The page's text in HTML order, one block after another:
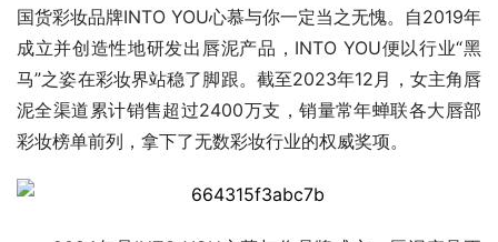
国货彩妆品牌INTO YOU心慕与你一定当之无愧。自2019年
成立并创造性地研发出唇泥产品，INTO YOU便以行业“黑
马”之姿在彩妆界站稳了脚跟。截至2023年12月，女主角唇
泥全渠道累计销售超过2400万支，销量常年蝉联各大唇部
彩妆榜单前列，拿下了无数彩妆行业的权威奖项。